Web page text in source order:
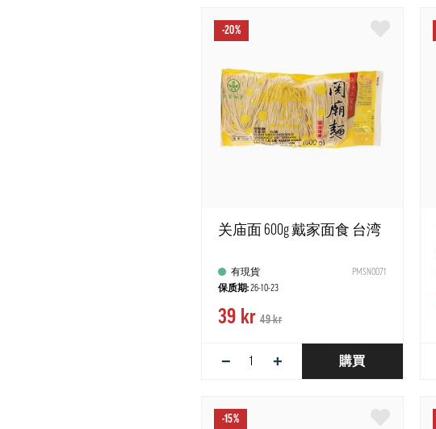
-20%
关庙面 600g 戴家面食 台湾
有現貨
PMSN0071
保质期:26-10-23
39 kr 49 kr
− + 購買
-15%